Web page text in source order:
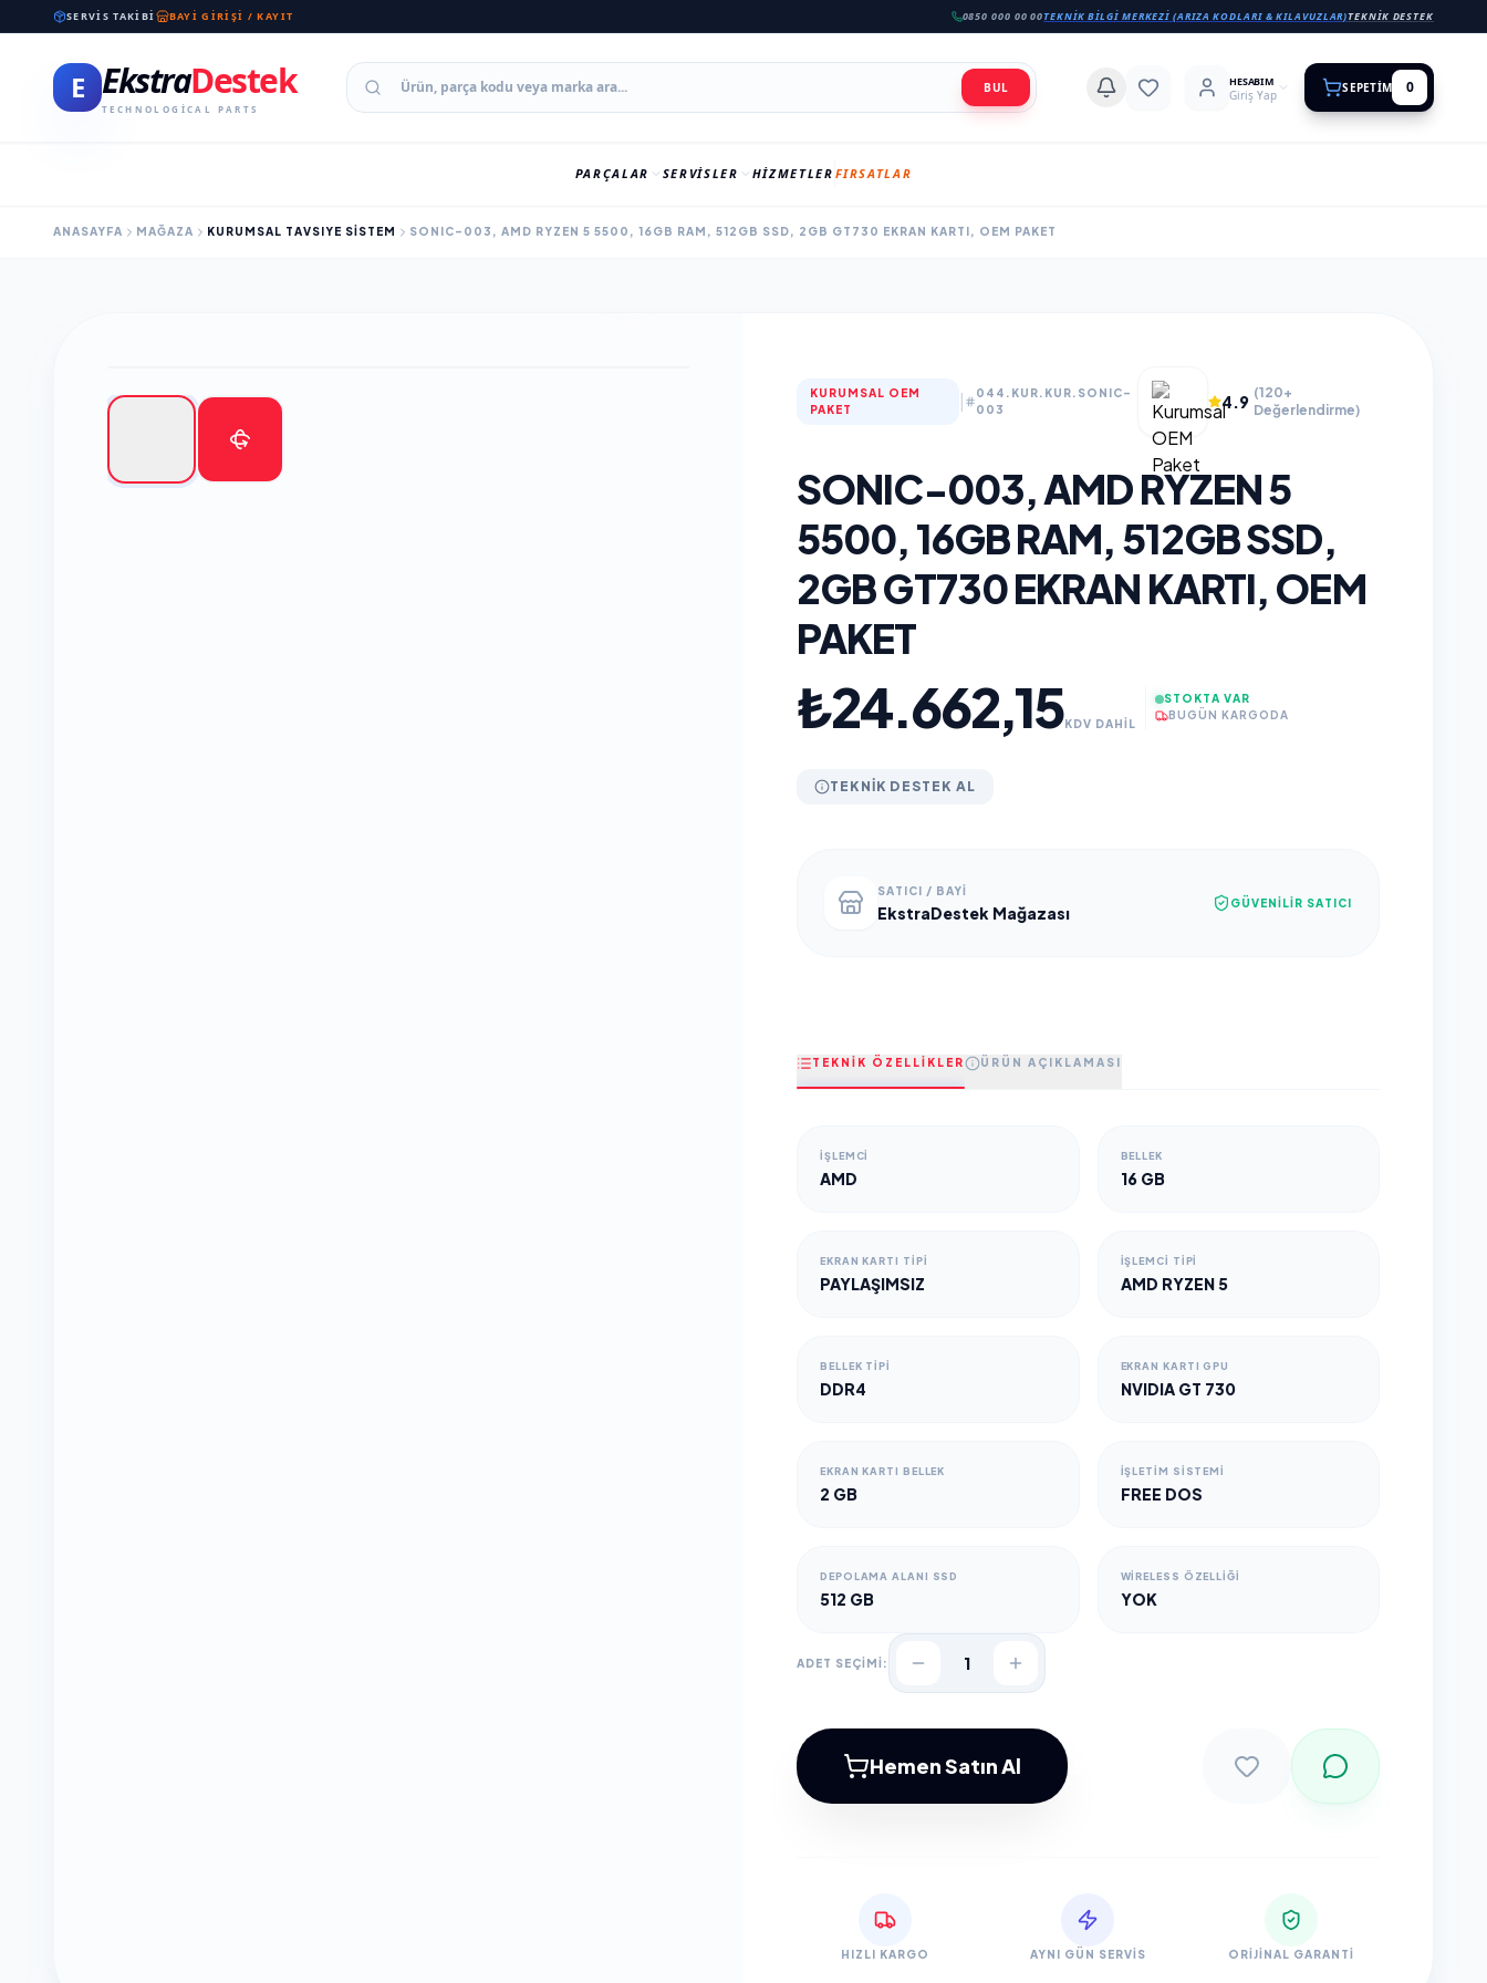
SERVIS TAKIBI BAYI GIRIŞI / KAYIT 0850 000 00 00TEKNIK BILGI MERKEZI (ARIZA KODLARI & KILAVUZLAR)TEKNIK DESTEK
E EkstraDestek
TECHNOLOGICAL PARTS
BUL HESABIM
Giriş Yap SEPETIM 0
PARÇALAR SERVISLER HIZMETLER FIRSATLAR
ANASAYFA MAĞAZA KURUMSAL TAVSIYE SİSTEM SONIC-003, AMD RYZEN 5 5500, 16GB RAM, 512GB SSD, 2GB GT730 EKRAN KARTI, OEM PAKET
KURUMSAL OEM
PAKET
044.KUR.KUR.SONIC-
003
4.9 (120+
Değerlendirme)
SONIC-003, AMD RYZEN 5
5500, 16GB RAM, 512GB SSD,
2GB GT730 EKRAN KARTI, OEM
PAKET
₺24.662,15KDV DAHİL
STOKTA VAR
BUGÜN KARGODA
TEKNIK DESTEK AL
SATICI / BAYI
EkstraDestek Mağazası GÜVENILIR SATICI
TEKNİK ÖZELLİKLER ÜRÜN AÇIKLAMASI
İŞLEMCI
AMD
BELLEK
16 GB
EKRAN KARTI TIPI
PAYLAŞIMSIZ
İŞLEMCI TIPI
AMD RYZEN 5
BELLEK TIPI
DDR4
EKRAN KARTI GPU
NVIDIA GT 730
EKRAN KARTI BELLEK
2 GB
İŞLETIM SISTEMI
FREE DOS
DEPOLAMA ALANI SSD
512 GB
WIRELESS ÖZELLIĞI
YOK
ADET SEÇİMİ: 1
Hemen Satın Al
HIZLI KARGO AYNI GÜN SERVIS ORIJINAL GARANTI